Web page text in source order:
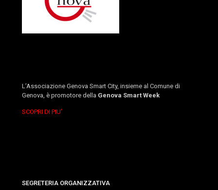
L’Associazione Genova Smart City, insieme al Comune di
Genova, è promotore della Genova Smart Week
SCOPRI DI PIU’
SEGRETERIA ORGANIZZATIVA